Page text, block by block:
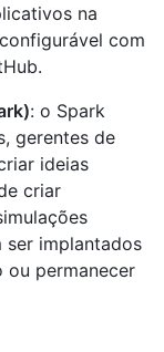
na
com
: o Spark
gerentes de
ideias
criar
implantados
permanecer